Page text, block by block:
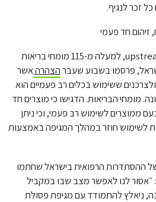
זכר לנגיף.
לשם כך, ביוזמת גרינפיס ו-upstream, למעלה מ-115 מומחי בריאות
פרסמו בשבוע שעברהצהרהאשר
ששימוש בכלים רב פעמיים הוא
מומחי הבריאות. הדגישו כי מוצרים חד
ממוצרים לשימוש רב פעמי, וכי ניתן
לשימוש חוזר במהלך המגיפה באמצעות
של ההסתדרות הרפואית בישראל שחתמו
לנו לאפשר מצב שבו במקביל
ניאלץ להתמודד עם מגיפת פסולת